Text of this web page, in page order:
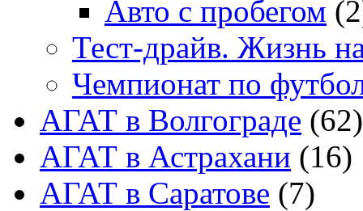
Авто с пробегом
Тест-драйв. Жизнь
Чемпионат по
АГАТ в Волгограде (62)
АГАТ в Астрахани (16)
АГАТ в Саратове (7)